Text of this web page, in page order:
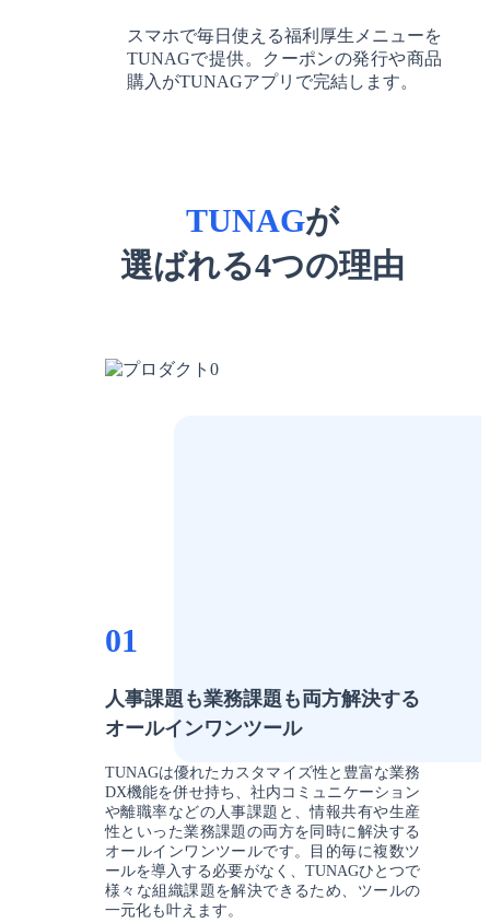
スマホで毎日使える福利厚生メニューを
TUNAGで提供。クーポンの発行や商品
購入がTUNAGアプリで完結します。
TUNAGが
選ばれる4つの理由
01
人事課題も業務課題も両方解決する
オールインワンツール
TUNAGは優れたカスタマイズ性と豊富な業務
DX機能を併せ持ち、社内コミュニケーション
や離職率などの人事課題と、情報共有や生産
性といった業務課題の両方を同時に解決する
オールインワンツールです。目的毎に複数ツ
ールを導入する必要がなく、TUNAGひとつで
様々な組織課題を解決できるため、ツールの
一元化も叶えます。